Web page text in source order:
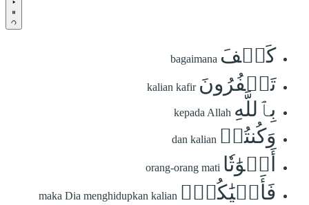
كَيۡفَ bagaimana
تَكۡفُرُونَ kalian kafir
بِٱللَّهِ kepada Allah
وَكُنتُمۡ dan kalian
أَمۡوَٰتٗا orang-orang mati
فَأَحۡيَٰكُمۡۖ maka Dia menghidupkan kalian